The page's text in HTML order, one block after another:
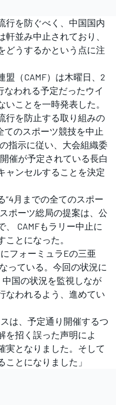
を防ぐべく、中国国内
並み中止されており、
どうするかという点に注
（CAMF）は木曜日、2
なわれる予定だったウイ
ことを一時発表した。
行を防止する取り組みの
てのスポーツ競技を中止
指示に従い、大会組織委
催が予定されている長白
ャンセルすることを決定
月までの全てのスポー
ポーツ総局の提案は、公
CAMFもラリー中止に
とになった。
フォーミュラEの三亜
っている。今回の状況に
国の状況を監視しなが
なわれるよう、進めてい
は、予定通り開催するつ
を招く誤った声明によ
実となりました。そして
とになりました」